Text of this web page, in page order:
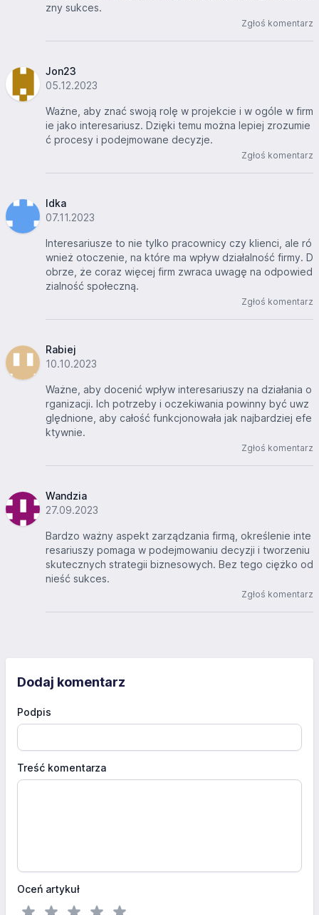
zny sukces.
Zgłoś komentarz
Jon23
05.12.2023
Ważne, aby znać swoją rolę w projekcie i w ogóle w firm
ie jako interesariusz. Dzięki temu można lepiej zrozumie
ć procesy i podejmowane decyzje.
Zgłoś komentarz
Idka
07.11.2023
Interesariusze to nie tylko pracownicy czy klienci, ale ró
wnież otoczenie, na które ma wpływ działalność firmy. D
obrze, że coraz więcej firm zwraca uwagę na odpowied
zialność społeczną.
Zgłoś komentarz
Rabiej
10.10.2023
Ważne, aby docenić wpływ interesariuszy na działania o
rganizacji. Ich potrzeby i oczekiwania powinny być uwz
ględnione, aby całość funkcjonowała jak najbardziej efe
ktywnie.
Zgłoś komentarz
Wandzia
27.09.2023
Bardzo ważny aspekt zarządzania firmą, określenie inte
resariuszy pomaga w podejmowaniu decyzji i tworzeniu
skutecznych strategii biznesowych. Bez tego ciężko od
nieść sukces.
Zgłoś komentarz
Dodaj komentarz
Podpis
Treść komentarza
Oceń artykuł